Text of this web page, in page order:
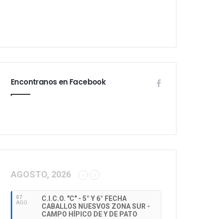
Encontranos en Facebook
AGOSTO, 2026
07
AGO
C.I.C.O. "C" - 5° Y 6° FECHA
CABALLOS NUESVOS ZONA SUR -
CAMPO HÍPICO DE Y DE PATO